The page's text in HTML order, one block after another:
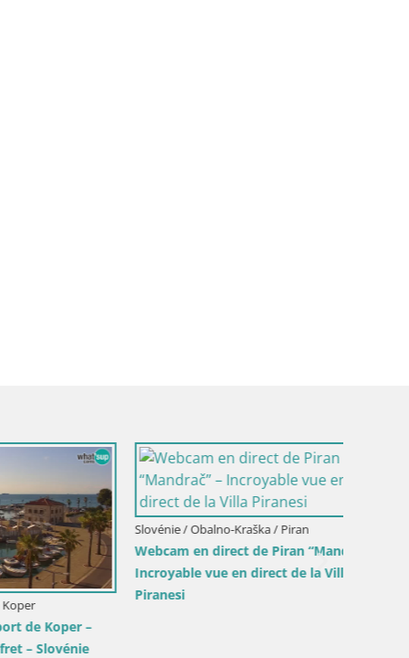
–
Slovénie / Obalno-Kraška / Koper
Webcam en direct Koper – Vue
panoramique de la ville et du port –